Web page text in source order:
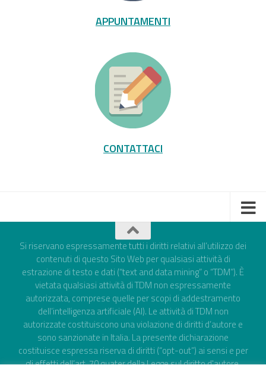
APPUNTAMENTI
CONTATTACI
Si riservano espressamente tutti i diritti relativi all’utilizzo dei
contenuti di questo Sito Web per qualsiasi attività di
estrazione di testo e dati (“text and data mining” o “TDM”). È
vietata qualsiasi attività di TDM non espressamente
autorizzata, comprese quelle per scopi di addestramento
dell’intelligenza artificiale (AI). Le attività di TDM non
autorizzate costituiscono una violazione di diritti d’autore e
sono sanzionate in Italia. La presente dichiarazione
costituisce espressa riserva di diritti (“opt-out”) ai sensi e per